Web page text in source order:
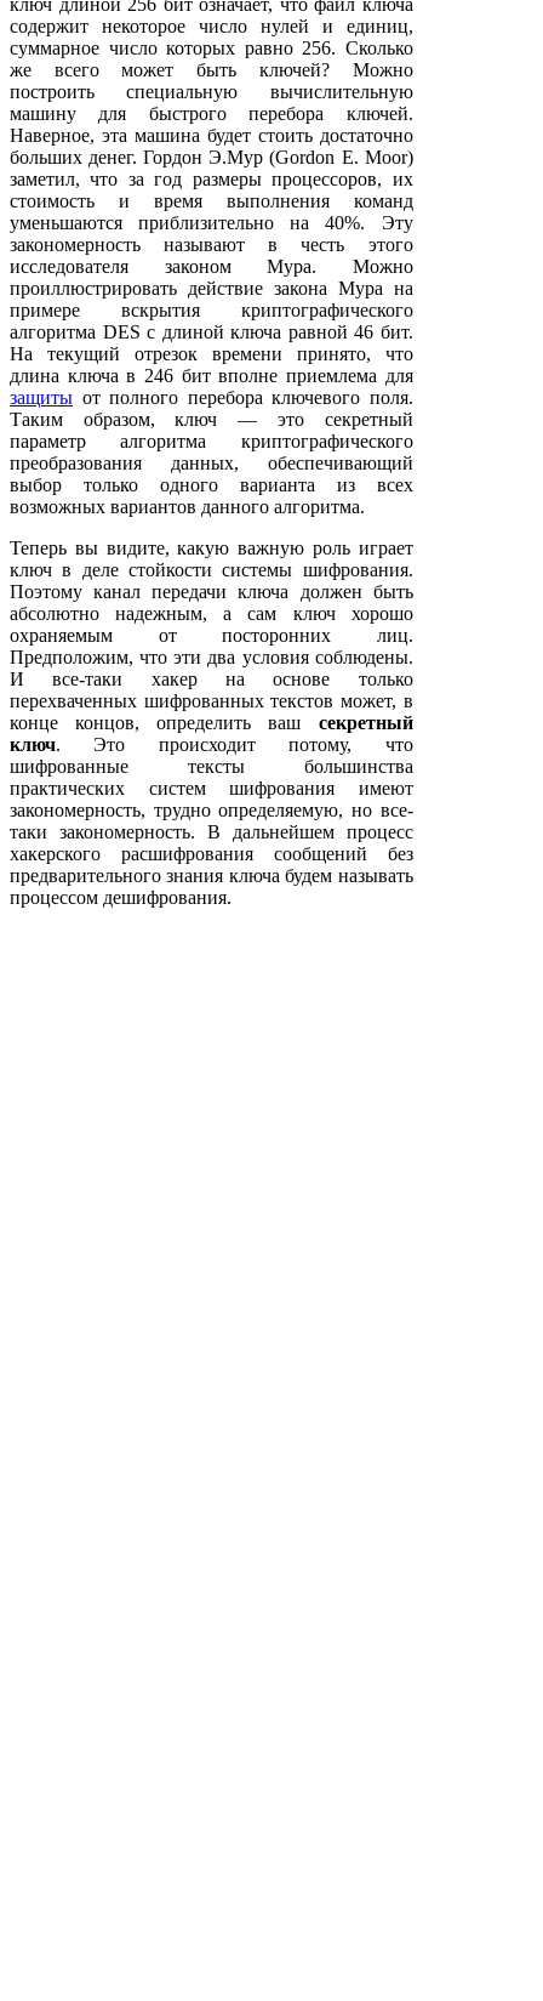
содержит некоторое число нулей и единиц,
суммарное число которых равно 256. Сколько
же всего может быть ключей? Можно
построить специальную вычислительную
машину для быстрого перебора ключей.
Наверное, эта машина будет стоить достаточно
больших денег. Гордон Э.Мур (Gordon E. Moor)
заметил, что за год размеры процессоров, их
стоимость и время выполнения команд
уменьшаются приблизительно на 40%. Эту
закономерность называют в честь этого
исследователя законом Мура. Можно
проиллюстрировать действие закона Мура на
примере вскрытия криптографического
алгоритма DES с длиной ключа равной 46 бит.
На текущий отрезок времени принято, что
длина ключа в 246 бит вполне приемлема для
защиты от полного перебора ключевого поля.
Таким образом, ключ — это секретный
параметр алгоритма криптографического
преобразования данных, обеспечивающий
выбор только одного варианта из всех
возможных вариантов данного алгоритма.
Теперь вы видите, какую важную роль играет
ключ в деле стойкости системы шифрования.
Поэтому канал передачи ключа должен быть
абсолютно надежным, а сам ключ хорошо
охраняемым от посторонних лиц.
Предположим, что эти два условия соблюдены.
И все-таки хакер на основе только
перехваченных шифрованных текстов может, в
конце концов, определить ваш секретный
ключ. Это происходит потому, что
шифрованные тексты большинства
практических систем шифрования имеют
закономерность, трудно определяемую, но все-
таки закономерность. В дальнейшем процесс
хакерского расшифрования сообщений без
предварительного знания ключа будем называть
процессом дешифрования.